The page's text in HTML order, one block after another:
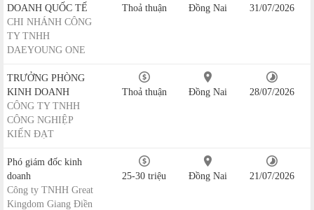
DOANH QUỐC TẾ
CHI NHÁNH CÔNG
TY TNHH
DAEYOUNG ONE
Thoả thuận Đồng Nai 31/07/2026
TRƯỞNG PHÒNG
KINH DOANH
CÔNG TY TNHH
CÔNG NGHIỆP
KIẾN ĐẠT
Thoả thuận Đồng Nai 28/07/2026
Phó giám đốc kinh
doanh
Công ty TNHH Great
Kingdom Giang Điền
25-30 triệu Đồng Nai 21/07/2026